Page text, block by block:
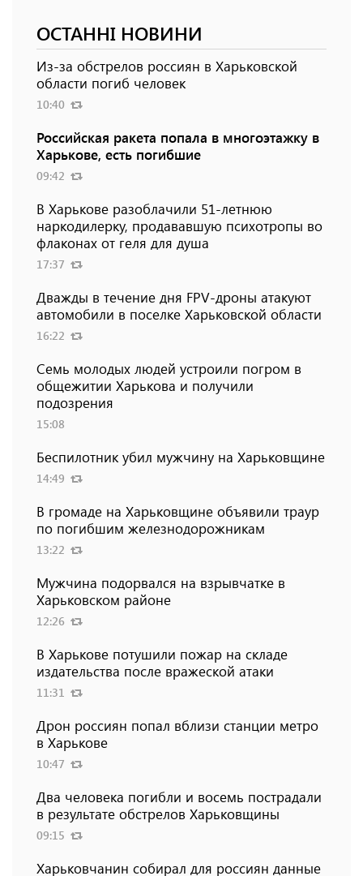
ОСТАННІ НОВИНИ
Из-за обстрелов россиян в Харьковской
области погиб человек
10:40
Российская ракета попала в многоэтажку в
Харькове, есть погибшие
09:42
В Харькове разоблачили 51-летнюю
наркодилерку, продававшую психотропы во
флаконах от геля для душа
17:37
Дважды в течение дня FPV-дроны атакуют
автомобили в поселке Харьковской области
16:22
Семь молодых людей устроили погром в
общежитии Харькова и получили
подозрения
15:08
Беспилотник убил мужчину на Харьковщине
14:49
В громаде на Харьковщине объявили траур
по погибшим железнодорожникам
13:22
Мужчина подорвался на взрывчатке в
Харьковском районе
12:26
В Харькове потушили пожар на складе
издательства после вражеской атаки
11:31
Дрон россиян попал вблизи станции метро
в Харькове
10:47
Два человека погибли и восемь пострадали
в результате обстрелов Харьковщины
09:15
Харьковчанин собирал для россиян данные